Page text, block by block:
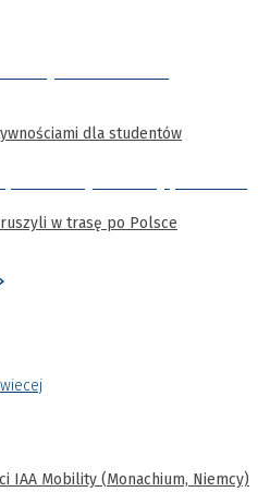
dla studentów
w trasę po Polsce
wiecej
IAA Mobility (Monachium, Niemcy)